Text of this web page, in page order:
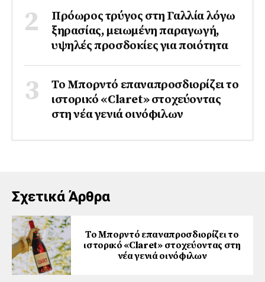
Πρόωρος τρύγος στη Γαλλία λόγω
ξηρασίας, μειωμένη παραγωγή,
υψηλές προσδοκίες για ποιότητα
Το Μπορντό επαναπροσδιορίζει το
ιστορικό «Claret» στοχεύοντας
στη νέα γενιά οινόφιλων
Σχετικά Άρθρα
Το Μπορντό επαναπροσδιορίζει το
ιστορικό «Claret» στοχεύοντας στη
νέα γενιά οινόφιλων